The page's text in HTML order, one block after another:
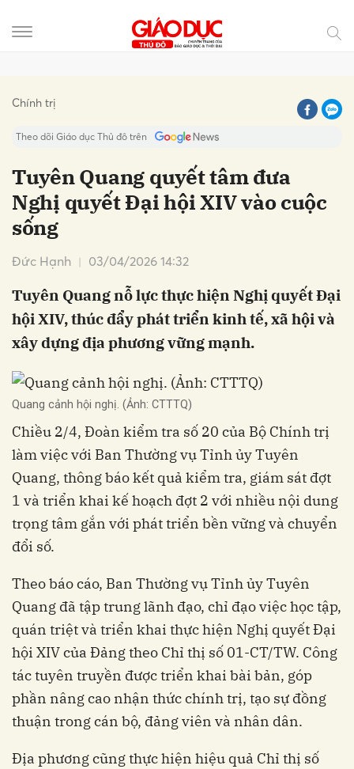
Chính trị
Theo dõi Giáo dục Thủ đô trên
Tuyên Quang quyết tâm đưa
Nghị quyết Đại hội XIV vào cuộc
sống
Đức Hạnh 03/04/2026 14:32
Tuyên Quang nỗ lực thực hiện Nghị quyết Đại
hội XIV, thúc đẩy phát triển kinh tế, xã hội và
xây dựng địa phương vững mạnh.
Quang cảnh hội nghị. (Ảnh: CTTTQ)
Chiều 2/4, Đoàn kiểm tra số 20 của Bộ Chính trị
làm việc với Ban Thường vụ Tỉnh ủy Tuyên
Quang, thông báo kết quả kiểm tra, giám sát đợt
1 và triển khai kế hoạch đợt 2 với nhiều nội dung
trọng tâm gắn với phát triển bền vững và chuyển
đổi số.
Theo báo cáo, Ban Thường vụ Tỉnh ủy Tuyên
Quang đã tập trung lãnh đạo, chỉ đạo việc học tập,
quán triệt và triển khai thực hiện Nghị quyết Đại
hội XIV của Đảng theo Chỉ thị số 01-CT/TW. Công
tác tuyên truyền được triển khai bài bản, góp
phần nâng cao nhận thức chính trị, tạo sự đồng
thuận trong cán bộ, đảng viên và nhân dân.
Địa phương cũng thực hiện hiệu quả Chỉ thị số
Hủy Gửi